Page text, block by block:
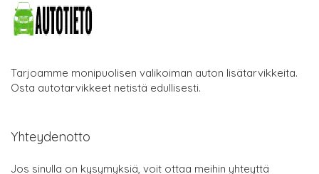
Tarjoamme monipuolisen valikoiman auton lisätarvikkeita.
Osta autotarvikkeet netistä edullisesti.
Yhteydenotto
Jos sinulla on kysymyksiä, voit ottaa meihin yhteyttä